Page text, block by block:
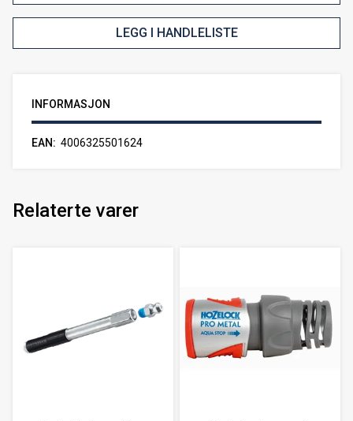
LEGG I HANDLELISTE
INFORMASJON
EAN 4006325501624
Relaterte varer